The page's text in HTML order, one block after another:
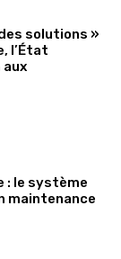
solutions »
l’État
: le système
maintenance